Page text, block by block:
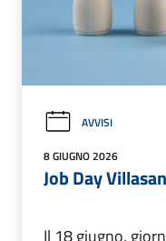
AVVISI
8 GIUGNO 2026
Job Day